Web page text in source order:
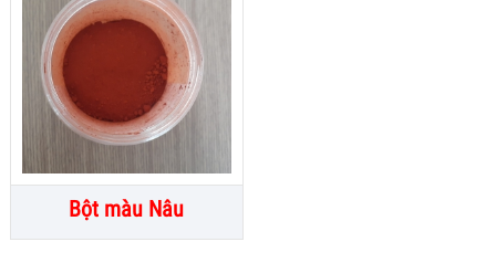
Bột màu Nâu